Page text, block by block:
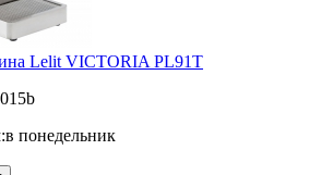
Lelit VICTORIA PL91T
в понедельник